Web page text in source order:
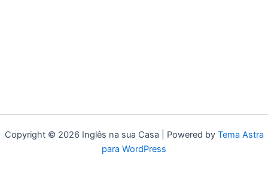
Copyright © 2026 Inglês na sua Casa | Powered by Tema Astra
para WordPress